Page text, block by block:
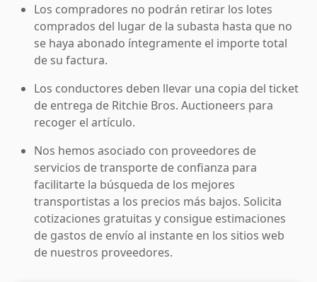
Los compradores no podrán retirar los lotes
comprados del lugar de la subasta hasta que no
se haya abonado íntegramente el importe total
de su factura.
Los conductores deben llevar una copia del ticket
de entrega de Ritchie Bros. Auctioneers para
recoger el artículo.
Nos hemos asociado con proveedores de
servicios de transporte de confianza para
facilitarte la búsqueda de los mejores
transportistas a los precios más bajos. Solicita
cotizaciones gratuitas y consigue estimaciones
de gastos de envío al instante en los sitios web
de nuestros proveedores.